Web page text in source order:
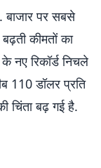
पर सबसे
कीमतों का
नए रिकॉर्ड निचले
110 डॉलर प्रति
चिंता बढ़ गई है.